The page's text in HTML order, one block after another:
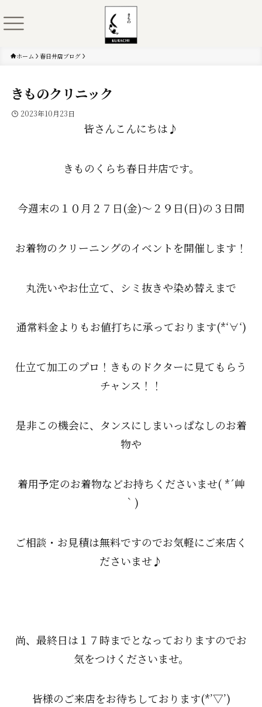
ホーム 春日井店ブログ
きものクリニック
2023年10月23日
皆さんこんにちは♪
きものくらち春日井店です。
今週末の１０月２７日(金)～２９日(日)の３日間
お着物のクリーニングのイベントを開催します！
丸洗いやお仕立て、シミ抜きや染め替えまで
通常料金よりもお値打ちに承っております(*‘∀‘)
仕立て加工のプロ！きものドクターに見てもらう
チャンス！！
是非この機会に、タンスにしまいっぱなしのお着
物や
着用予定のお着物などお持ちくださいませ( *´艸
｀)
ご相談・お見積は無料ですのでお気軽にご来店く
ださいませ♪
尚、最終日は１７時までとなっておりますのでお
気をつけくださいませ。
皆様のご来店をお待ちしております(*’▽’)